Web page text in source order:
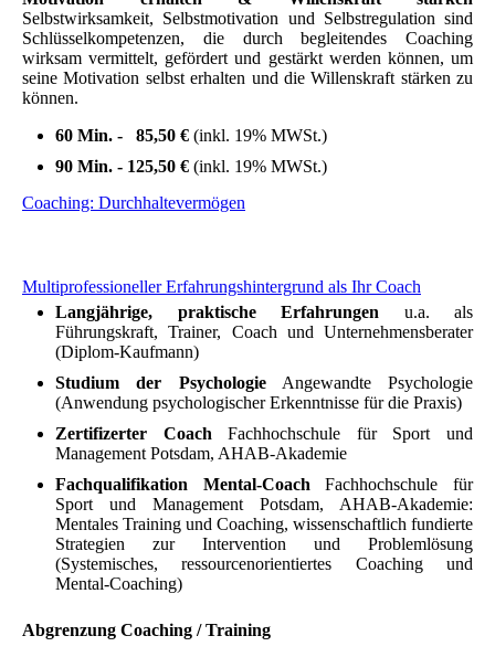
Selbstwirksamkeit, Selbstmotivation und Selbstregulation sind
Schlüsselkompetenzen, die durch begleitendes Coaching
wirksam vermittelt, gefördert und gestärkt werden können, um
seine Motivation selbst erhalten und die Willenskraft stärken zu
können.
60 Min. - 85,50 € (inkl. 19% MWSt.)
90 Min. - 125,50 € (inkl. 19% MWSt.)
Coaching: Durchhaltevermögen
Multiprofessioneller Erfahrungshintergrund als Ihr Coach
Langjährige, praktische Erfahrungen u.a. als
Führungskraft, Trainer, Coach und Unternehmensberater
(Diplom-Kaufmann)
Studium der PsychologieAngewandte Psychologie
(Anwendung psychologischer Erkenntnisse für die Praxis)
Zertifizerter CoachFachhochschule für Sport und
Management Potsdam, AHAB-Akademie
Fachqualifikation Mental-Coach
Fachhochschule für
Sport und Management Potsdam, AHAB-Akademie:
Mentales Training und Coaching, wissenschaftlich fundierte
Strategien zur Intervention und Problemlösung
(Systemisches, ressourcenorientiertes Coaching und
Mental-Coaching)
Abgrenzung Coaching / Training